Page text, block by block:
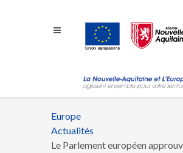
Fil
d'Ariane
Europe
Actualités
Le Parlement européen